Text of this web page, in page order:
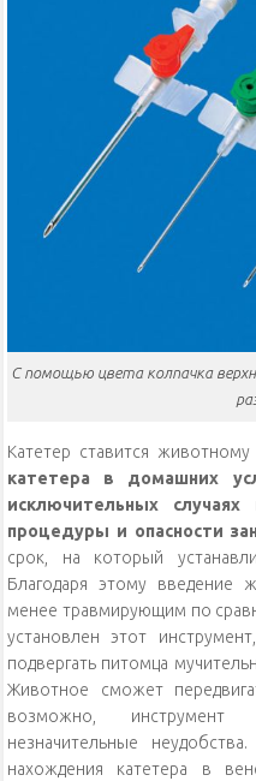
С помощью цвета колпачка
Катетер ставится
катетера в домашних
исключительных
процедуры и опасности
срок, на который
Благодаря этому введение
менее травмирующим по
установлен этот
подвергать питомца
Животное сможет
возможно,
незначительные
нахождения катетера в